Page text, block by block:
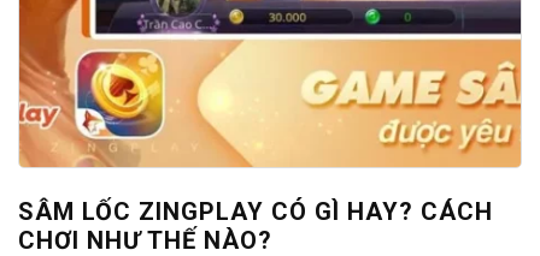
SÂM LỐC ZINGPLAY CÓ GÌ HAY? CÁCH
CHƠI NHƯ THẾ NÀO?